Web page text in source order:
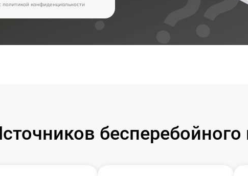
политикой конфиденциальности
бесперебойного